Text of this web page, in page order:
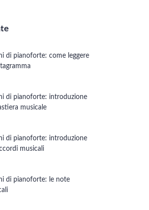
di pianoforte: come leggere
di pianoforte: introduzione
musicale
di pianoforte: introduzione
musicali
di pianoforte: le note